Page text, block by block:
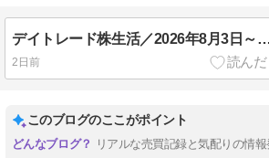
デイトレード株生活／2026年8
2日前
このブログのここがポイント
リアルな売買記録と気配りの情